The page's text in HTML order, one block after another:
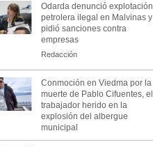
Odarda denunció explotación
petrolera ilegal en Malvinas y
pidió sanciones contra
empresas
Redacción
Conmoción en Viedma por la
muerte de Pablo Cifuentes, el
trabajador herido en la
explosión del albergue
municipal